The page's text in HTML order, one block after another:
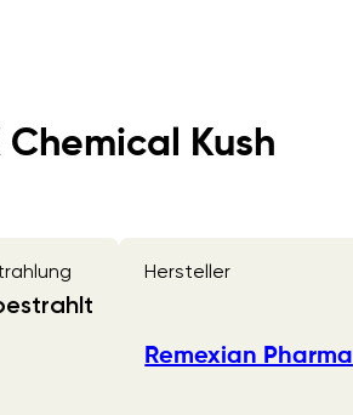
Chemical Kush
Hersteller
Remexian Pharma